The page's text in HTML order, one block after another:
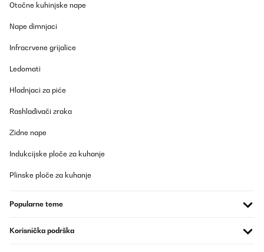
Otočne kuhinjske nape
Nape dimnjaci
Infracrvene grijalice
Ledomati
Hladnjaci za piće
Rashlađivači zraka
Zidne nape
Indukcijske ploče za kuhanje
Plinske ploče za kuhanje
Popularne teme
Korisnička podrška